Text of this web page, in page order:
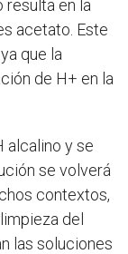
resulta en la
acetato. Este
que la
de H+ en la
alcalino y se
se volverá
contextos,
del
las soluciones